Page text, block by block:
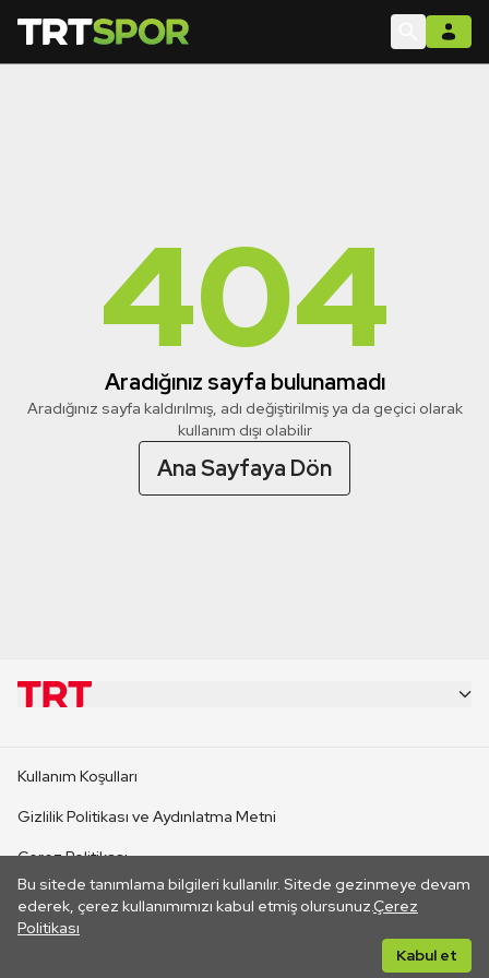
404
Aradığınız sayfa bulunamadı
Aradığınız sayfa kaldırılmış, adı değiştirilmiş ya da geçici olarak
kullanım dışı olabilir
Ana Sayfaya Dön
Bu sitede tanımlama bilgileri kullanılır. Sitede gezinmeye devam
ederek, çerez kullanımımızı kabul etmiş olursunuz.Çerez
Politikası
Kabul et
CANLI YAYINLAR
Kullanım Koşulları
Gizlilik Politikası ve Aydınlatma Metni
Çerez Politikası
İletişim
Her hakkı saklıdır. ©2026 TRT. Bağlantı yoluyla gidilen dış